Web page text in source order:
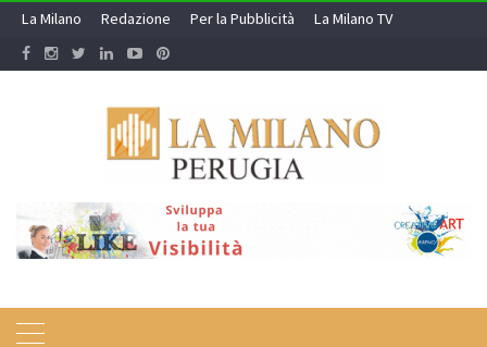
Skip
content
La Milano Redazione Per la Pubblicità La Milano TV